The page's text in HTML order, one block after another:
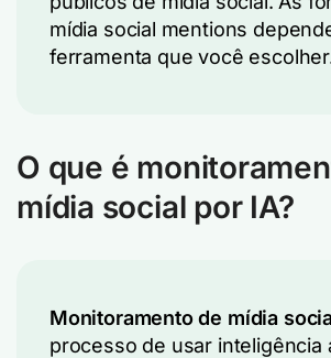
mídia social mentions
ferramenta que você
O que é
mídia social por IA?
Monitoramento de mídia
processo de usar inteligência